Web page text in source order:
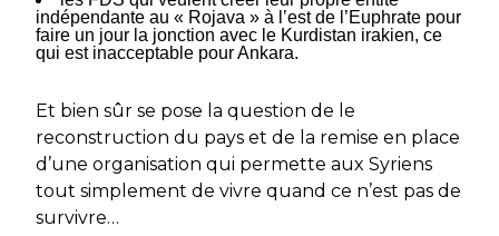
indépendante au « Rojava » à l’est de l’Euphrate pour
faire un jour la jonction avec le Kurdistan irakien, ce
qui est inacceptable pour Ankara.
Et bien sûr se pose la question de le
reconstruction du pays et de la remise en place
d’une organisation qui permette aux Syriens
tout simplement de vivre quand ce n’est pas de
survivre…